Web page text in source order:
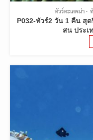
ทัวร์ทะเลพม่า
P032-ทัวร์2 วัน 1 คืน สุ
สน ประเ